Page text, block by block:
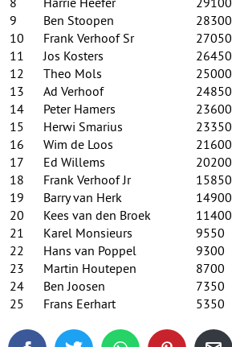
9
Ben Stoopen
28300
10
Frank Verhoof Sr
27050
11
Jos Kosters
26450
12
Theo Mols
25000
13
Ad Verhoof
24850
14
Peter Hamers
23600
15
Herwi Smarius
23350
16
Wim de Loos
21600
17
Ed Willems
20200
18
Frank Verhoof Jr
15850
19
Barry van Herk
14900
20
Kees van den Broek
11400
21
Karel Monsieurs
9550
22
Hans van Poppel
9300
23
Martin Houtepen
8700
24
Ben Joosen
7350
25
Frans Eerhart 5350